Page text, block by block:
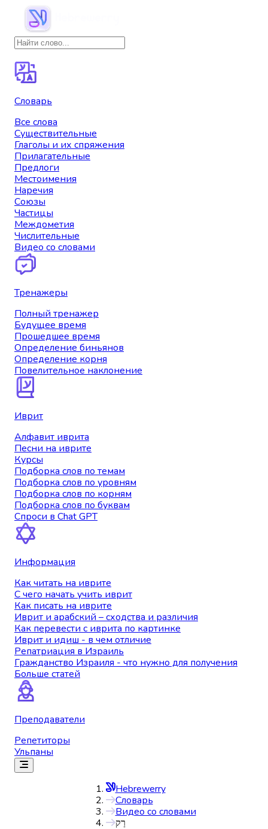
Словарь
Все слова
Существительные
Глаголы и их спряжения
Прилагательные
Предлоги
Местоимения
Наречия
Союзы
Частицы
Междометия
Числительные
Видео со словами
Тренажеры
Полный тренажер
Будущее время
Прошедшее время
Определение биньянов
Определение корня
Повелительное наклонение
Иврит
Алфавит иврита
Песни на иврите
Курсы
Подборка слов по темам
Подборка слов по уровням
Подборка слов по корням
Подборка слов по буквам
Спроси в Chat GPT
Информация
Как читать на иврите
С чего начать учить иврит
Как писать на иврите
Иврит и арабский – сходства и различия
Как перевести с иврита по картинке
Иврит и идиш - в чем отличие
Репатриация в Израиль
Гражданство Израиля - что нужно для получения
Больше статей
Преподаватели
Репетиторы
Ульпаны
Hebrewerry
Словарь
Видео со словами
רַק